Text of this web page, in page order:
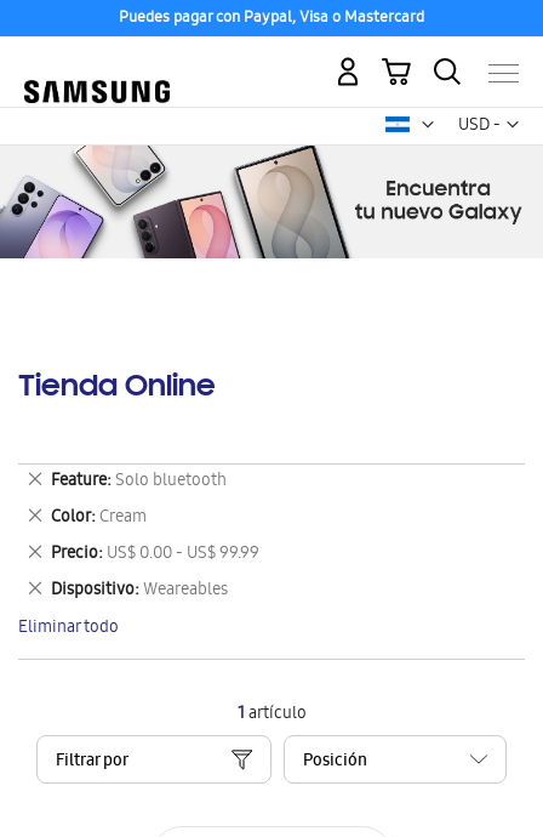
Puedes pagar con Paypal, Visa o Mastercard
USD -
dólar
Mi carrito
Tienda Online
1artículo
Filtrar por
Feature Solo bluetooth
Eliminar
este
artículo
Color Cream
Eliminar
este
artículo
Precio US$ 0.00 - US$ 99.99
Eliminar
este
artículo
Dispositivo Weareables
Eliminar
este
artículo
Eliminar todo